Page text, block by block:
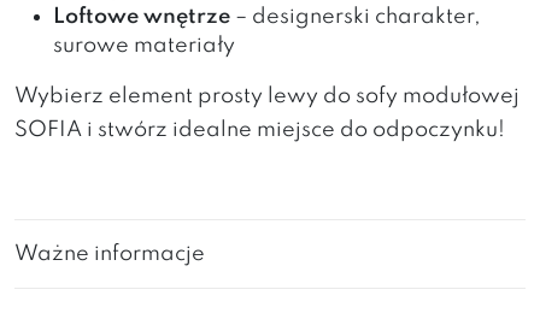
Loftowe wnętrze – designerski charakter,
surowe materiały
Wybierz element prosty lewy do sofy modułowej
SOFIA i stwórz idealne miejsce do odpoczynku!
Ważne informacje